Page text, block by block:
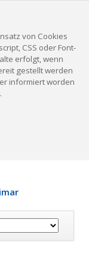
von Cookies
CSS oder Font-
erfolgt, wenn
gestellt werden
informiert worden